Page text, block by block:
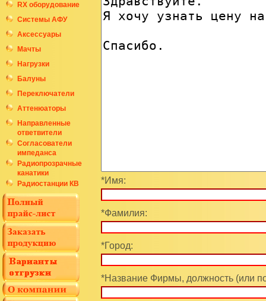
RX оборудование
Системы АФУ
Аксессуары
Мачты
Нагрузки
Балуны
Переключатели
Аттенюаторы
Направленные
ответвители
Согласователи
импеданса
Радиопрозрачные
канатики
Радиостанции КВ *Имя:
*Фамилия:
*Город:
*Название Фирмы, должность (или